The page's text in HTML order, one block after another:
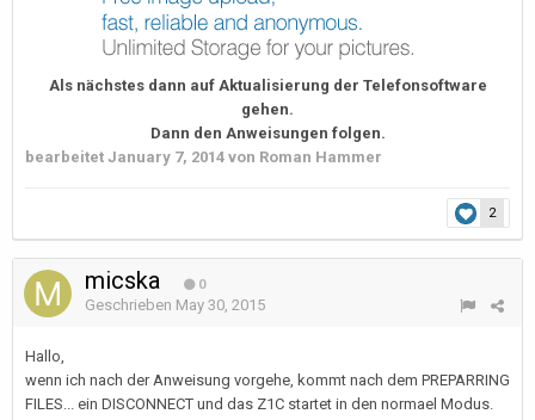
Als nächstes dann auf Aktualisierung der Telefonsoftware
gehen.
Dann den Anweisungen folgen.
bearbeitet January 7, 2014 von Roman Hammer
2
micska 0
Geschrieben May 30, 2015
Hallo,
wenn ich nach der Anweisung vorgehe, kommt nach dem PREPARRING
FILES... ein DISCONNECT und das Z1C startet in den normael Modus.